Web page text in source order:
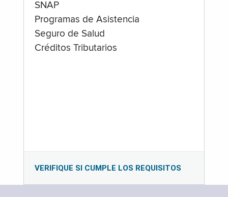
SNAP
Programas de Asistencia
Seguro de Salud
Créditos Tributarios
VERIFIQUE SI CUMPLE LOS REQUISITOS